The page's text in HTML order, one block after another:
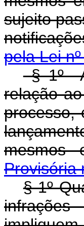
sujeito
pela Lei
§ 1º
relação
processo,
mesmos
Provisória
§ 1º